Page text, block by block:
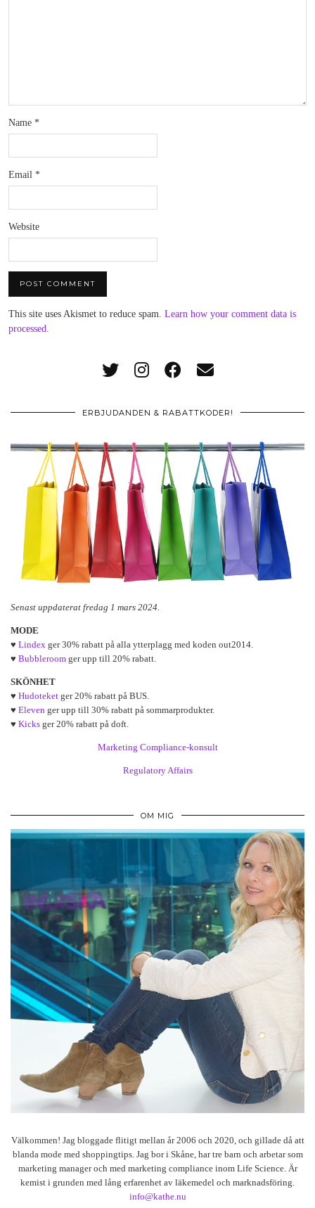
Name *
Email *
Website
This site uses Akismet to reduce spam. Learn how your comment data is
processed.
ERBJUDANDEN & RABATTKODER!
Senast uppdaterat fredag 1 mars 2024.
MODE
♥ Lindex ger 30% rabatt på alla ytterplagg med koden out2014.
♥ Bubbleroom ger upp till 20% rabatt.
SKÖNHET
♥ Hudoteket ger 20% rabatt på BUS.
♥ Eleven ger upp till 30% rabatt på sommarprodukter.
♥ Kicks ger 20% rabatt på doft.
Marketing Compliance-konsult
Regulatory Affairs
OM MIG
Välkommen! Jag bloggade flitigt mellan år 2006 och 2020, och gillade då att
blanda mode med shoppingtips. Jag bor i Skåne, har tre barn och arbetar som
marketing manager och med marketing compliance inom Life Science. Är
kemist i grunden med lång erfarenhet av läkemedel och marknadsföring.
info@kathe.nu